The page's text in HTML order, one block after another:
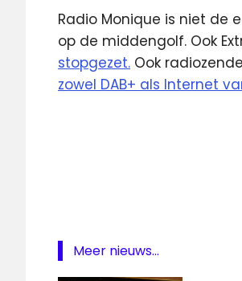
Radio Monique is niet de
op de middengolf. Ook
stopgezet. Ook
zowel DAB+ als Internet
Meer nieuws...